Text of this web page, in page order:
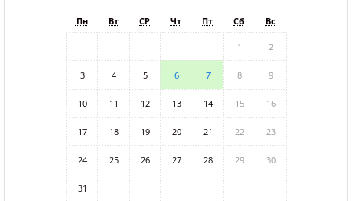
Пн Вт СР Чт Пт Сб Вс
1 2
3 4 5 6 7 8 9
10 11 12 13 14 15 16
17 18 19 20 21 22 23
24 25 26 27 28 29 30
31